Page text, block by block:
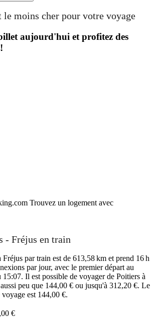
moins cher pour votre voyage
aujourd'hui et profitez des
Trouvez un logement avec
- Fréjus en train
par train est de 613,58 km et prend 16 h
par jour, avec le premier départ au
Il est possible de voyager de Poitiers à
peu que 144,00 € ou jusqu'à 312,20 €. Le
est 144,00 €.
€